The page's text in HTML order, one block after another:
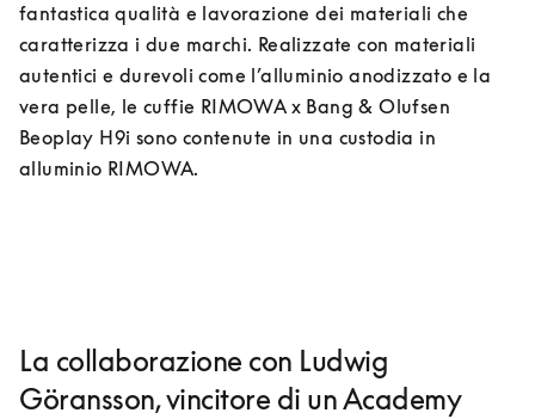
fantastica qualità e lavorazione dei materiali che
caratterizza i due marchi. Realizzate con materiali
autentici e durevoli come l’alluminio anodizzato e la
vera pelle, le cuffie RIMOWA x Bang & Olufsen
Beoplay H9i sono contenute in una custodia in
alluminio RIMOWA.
La collaborazione con Ludwig
Göransson, vincitore di un Academy